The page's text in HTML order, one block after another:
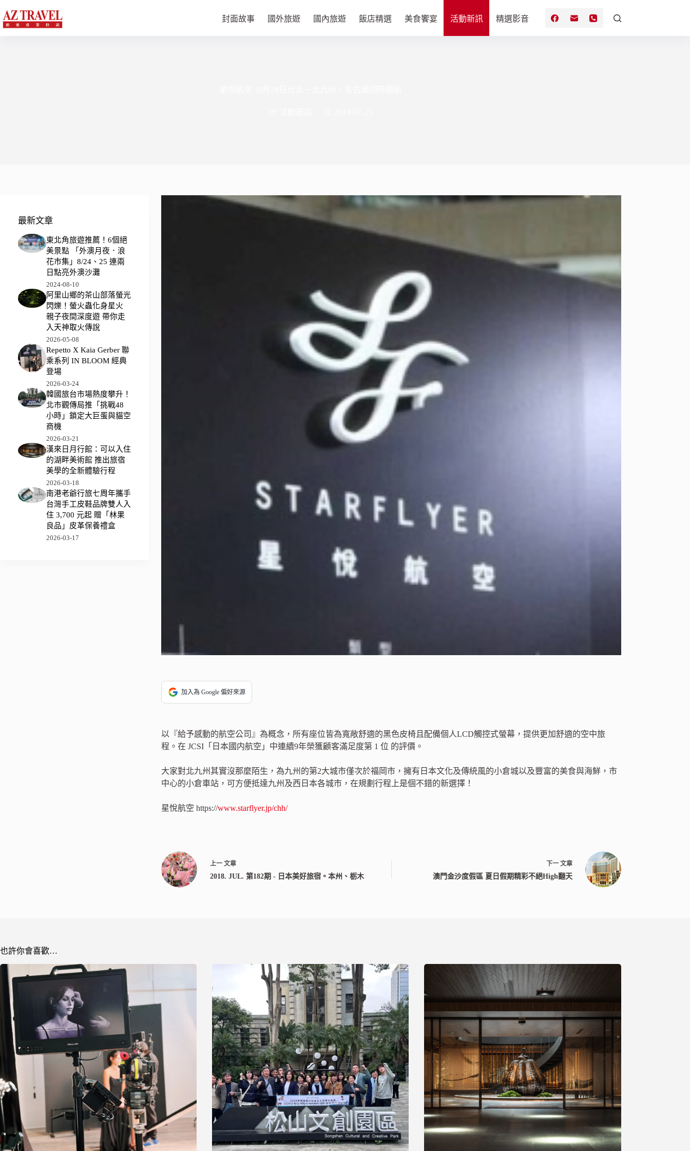
至
主
封面故事 國外旅遊 國內旅遊 飯店精選 美食饗宴 活動新訊 精選影音
加入為 Google 偏好來源
以『給予感動的航空公司』為概念，所有座位皆為寬敞舒適的黑色皮椅且配備個人LCD觸控式螢幕，提供更加舒適的空中旅
程。在 JCSI「日本國内航空」中連續9年榮獲顧客滿足度第 1 位 的評價。
大家對北九州其實沒那麼陌生，為九州的第2大城市僅次於福岡市，擁有日本文化及傳統風的小倉城以及豐富的美食與海鮮，市
中心的小倉車站，可方便抵達九州及西日本各城市，在規劃行程上是個不錯的新選擇！
星悅航空 https://www.starflyer.jp/chh/
上一文章
2018. JUL. 第182期 - 日本美好旅宿。本州、栃木
下一 文章
澳門金沙度假區 夏日假期精彩不絕High翻天
最新文章
東北角旅遊推薦！6個絕
美景點 「外澳月夜．浪
花市集」8/24、25 連兩
日點亮外澳沙灘
2024-08-10
阿里山鄉的茶山部落螢光
閃爍！螢火蟲化身星火
親子夜間深度遊 帶你走
入天神取火傳說
2026-05-08
Repetto X Kaia Gerber 聯
乘系列 IN BLOOM 經典
登場
2026-03-24
韓國旅台市場熱度攀升！
北市觀傳局推「挑戰48
小時」鎖定大巨蛋與貓空
商機
2026-03-21
漢來日月行館：可以入住
的湖畔美術館 推出旅宿
美學的全新體驗行程
2026-03-18
南港老爺行旅七周年攜手
台灣手工皮鞋品牌雙人入
住 3,700 元起 贈「林果
良品」皮革保養禮盒
2026-03-17
也許你會喜歡…